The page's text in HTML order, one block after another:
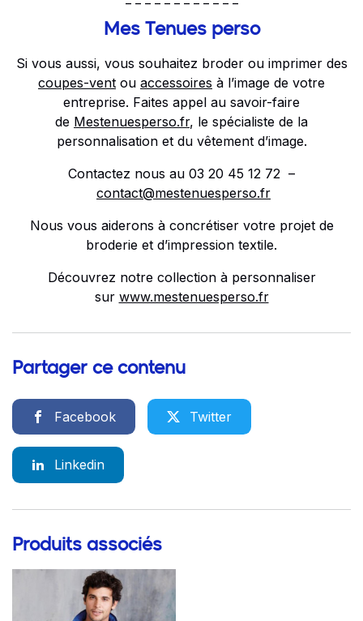
Mes Tenues perso
Si vous aussi, vous souhaitez broder ou imprimer des
coupes-vent ou accessoires à l’image de votre
entreprise. Faites appel au savoir-faire
de Mestenuesperso.fr, le spécialiste de la
personnalisation et du vêtement d’image.
Contactez nous au 03 20 45 12 72 –
contact@mestenuesperso.fr
Nous vous aiderons à concrétiser votre projet de
broderie et d’impression textile.
Découvrez notre collection à personnaliser
sur www.mestenuesperso.fr
Partager ce contenu
Facebook Twitter
Linkedin
Produits associés
Go to product page